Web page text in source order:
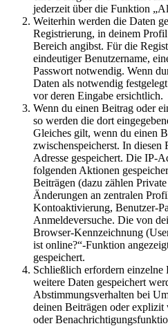
jederzeit über die Funktion
Weiterhin werden die Daten
Registrierung, in deinem
Bereich angibst. Für die
eindeutiger Benutzername,
Passwort notwendig. Wenn
Daten als notwendig
vor deren Eingabe ersichtlich.
Wenn du einen Beitrag oder
so werden die dort
Gleiches gilt, wenn du einen
zwischenspeicherst. In
Adresse gespeichert. Die IP-
folgenden Aktionen
Beiträgen (dazu zählen
Änderungen an zentralen
Kontoaktivierung, Benutzer-
Anmeldeversuche. Die von
Browser-Kennzeichnung
ist online?“-Funktion
gespeichert.
Schließlich erfordern einzelne
weitere Daten gespeichert
Abstimmungsverhalten bei
deinen Beiträgen oder explizit
oder